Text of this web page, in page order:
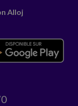
Alloj